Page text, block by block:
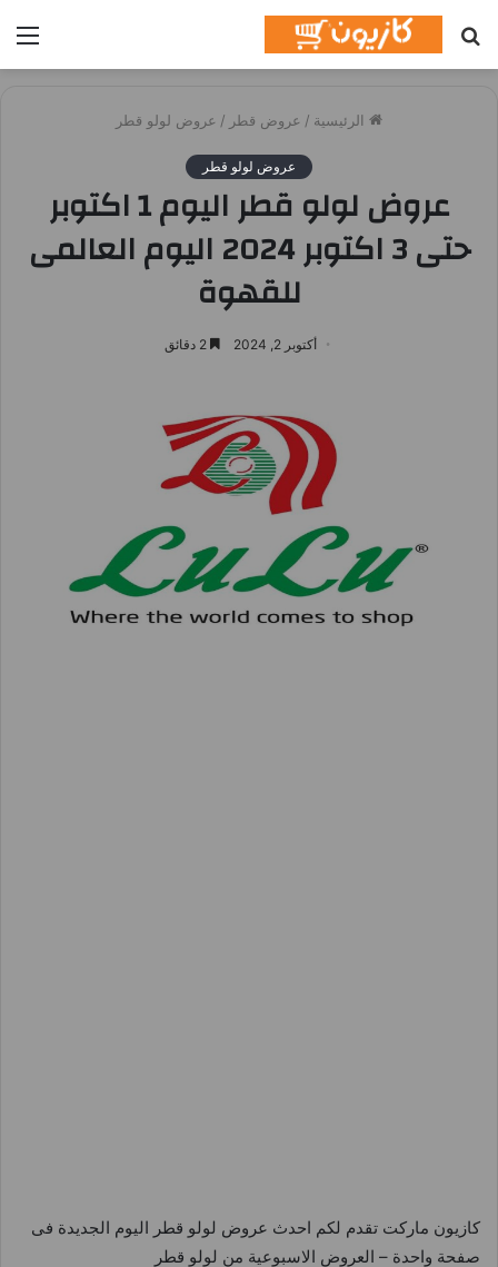
عن
الرئيسية / عروض قطر / عروض لولو قطر
عروض لولو قطر
عروض لولو قطر اليوم 1 اكتوبر
حتى 3 اكتوبر 2024 اليوم العالمى
للقهوة
أكتوبر 2, 2024
كازيون ماركت تقدم لكم احدث عروض لولو قطر اليوم الجديدة فى
صفحة واحدة – العروض الاسبوعية من لولو قطر